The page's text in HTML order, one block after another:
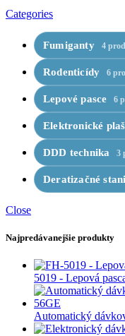
Categories
Fumiganty 4
Rodenticídy 6
Lepové pasce 6
Elektronické
DDD technika 3
Deratizačné
Close
Najpredávanejšie produkty
5019 - Lepová
Automatický